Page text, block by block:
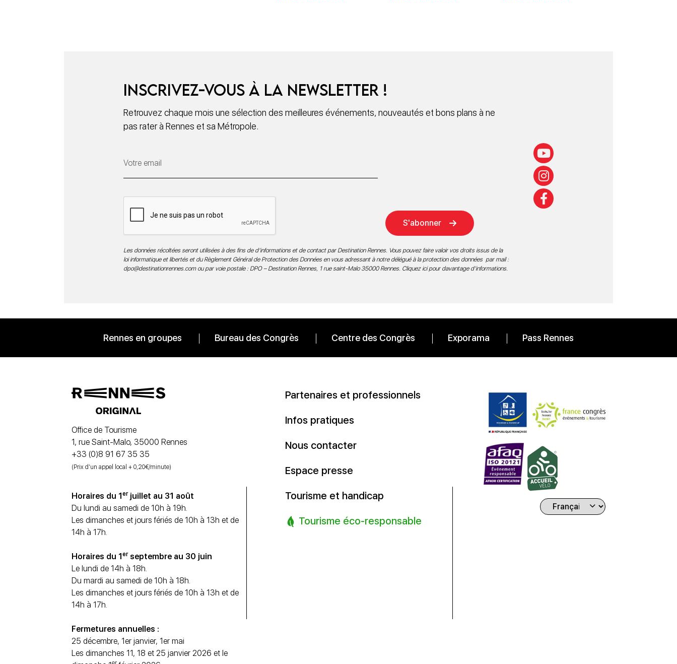
Inscrivez-vous à la newsletter !
Retrouvez chaque mois une sélection des meilleures événements, nouveautés et bons plans à ne
pas rater à Rennes et sa Métropole.
S'abonner
Les données récoltées seront utilisées à des fins de d’informations et de contact par Destination Rennes. Vous pouvez faire valoir vos droits issus de la
loi informatique et libertés et du Règlement Général de Protection des Données en vous adressant à notre délégué à la protection des données par mail :
dpo@destinationrennes.comou par voie postale : DPO – Destination Rennes, 1 rue saint-Malo 35000 Rennes. Cliquez ici pour davantage d’informations.
Rennes en groupes Bureau des Congrès Centre des Congrès Exporama Pass Rennes
Office de Tourisme
1, rue Saint-Malo, 35000 Rennes
+33 (0)8 91 67 35 35
(Prix d’un appel local + 0,20€/minute)
Horaires du 1 er juillet au 31 août
Du lundi au samedi de 10h à 19h.
Les dimanches et jours fériés de 10h à 13h et de
14h à 17h.
Horaires du 1 er septembre au 30 juin
Le lundi de 14h à 18h.
Du mardi au samedi de 10h à 18h.
Les dimanches et jours fériés de 10h à 13h et de
14h à 17h.
Fermetures annuelles :
25 décembre, 1er janvier, 1er mai
Les dimanches 11, 18 et 25 janvier 2026 et le
Partenaires et professionnels
Infos pratiques
Nous contacter
Espace presse
Tourisme et handicap
Tourisme éco-responsable